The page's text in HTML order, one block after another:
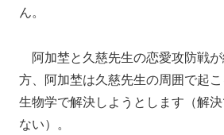
ん。
阿加埜と久慈先生の恋愛攻防戦
方、阿加埜は久慈先生の周囲で起
生物学で解決しようとします（解
ない）。